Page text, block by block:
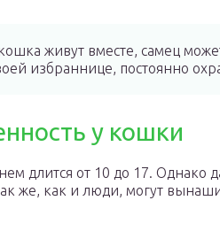
живут вместе, самец
избраннице, постоянно
у кошки
длится от 10 до 17. Однако
же, как и люди, могут